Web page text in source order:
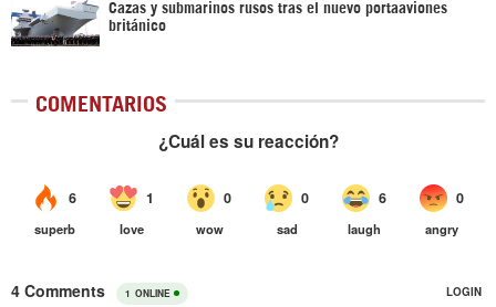
Cazas y submarinos rusos tras el nuevo portaaviones
británico
COMENTARIOS